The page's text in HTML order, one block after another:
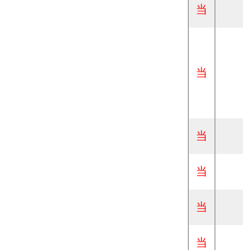
当
当
当
当
当
当